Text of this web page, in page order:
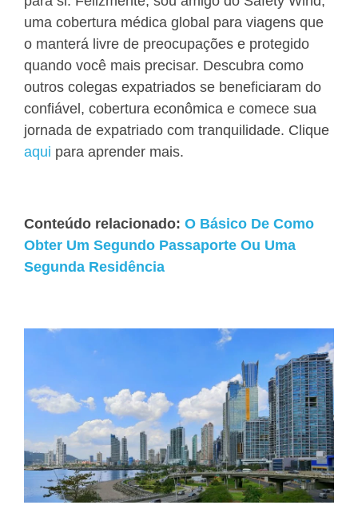
uma cobertura médica global para viagens que
o manterá livre de preocupações e protegido
quando você mais precisar. Descubra como
outros colegas expatriados se beneficiaram do
confiável, cobertura econômica e comece sua
jornada de expatriado com tranquilidade. Clique
aqui para aprender mais.
Conteúdo relacionado: O Básico De Como
Obter Um Segundo Passaporte Ou Uma
Segunda Residência